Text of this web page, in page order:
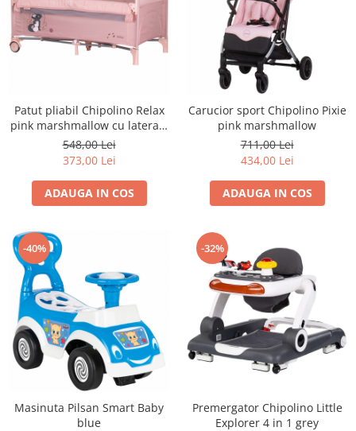
Patut pliabil Chipolino Relax
pink marshmallow cu laterala
culisanta
548,00 Lei
373,00 Lei
ADAUGA IN COS
Carucior sport Chipolino Pixie
pink marshmallow
711,00 Lei
434,00 Lei
ADAUGA IN COS
-40%
Masinuta Pilsan Smart Baby
blue
-32%
Premergator Chipolino Little
Explorer 4 in 1 grey